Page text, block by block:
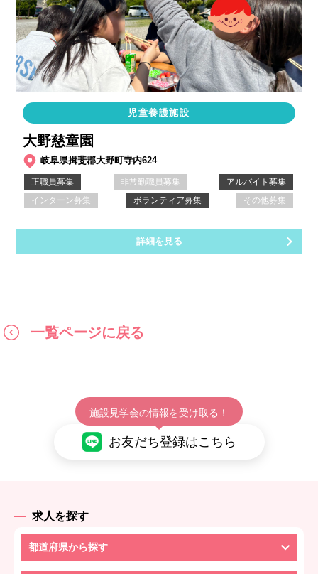
児童養護施設
大野慈童園
岐阜県揖斐郡大野町寺内624
正職員募集 非常勤職員募集
アルバイト募集
インターン募集
ボランティア募集 その他募集
詳細を見る
一覧ページに戻る
施設見学会の情報を受け取る！
お友だち登録はこちら
求人を探す
都道府県から探す